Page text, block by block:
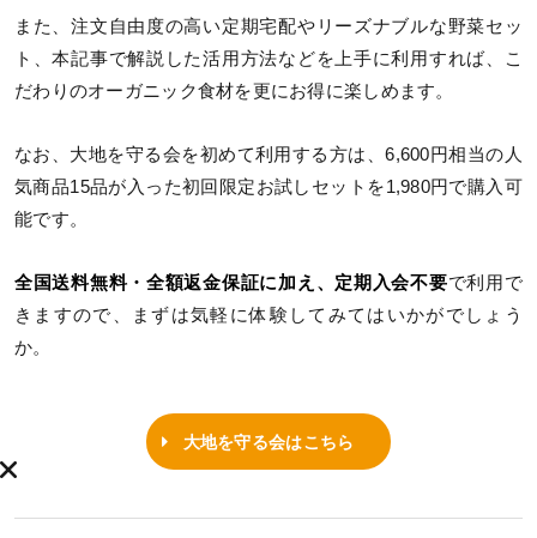
また、注文自由度の高い定期宅配やリーズナブルな野菜セッ
ト、本記事で解説した活用方法などを上手に利用すれば、こ
だわりのオーガニック食材を更にお得に楽しめます。
なお、大地を守る会を初めて利用する方は、6,600円相当の人
気商品15品が入った初回限定お試しセットを1,980円で購入可
能です。
全国送料無料・全額返金保証に加え、定期入会不要で利用で
きますので、まずは気軽に体験してみてはいかがでしょう
か。
大地を守る会はこちら